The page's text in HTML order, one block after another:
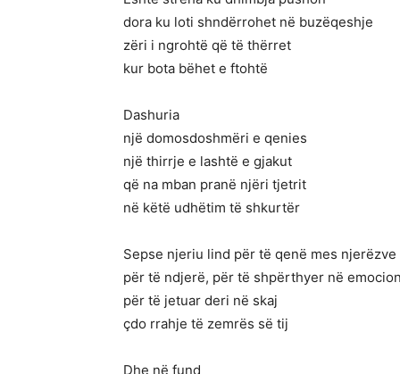
dora ku loti shndërrohet në buzëqeshje
zëri i ngrohtë që të thërret
kur bota bëhet e ftohtë
Dashuria
një domosdoshmëri e qenies
një thirrje e lashtë e gjakut
që na mban pranë njëri tjetrit
në këtë udhëtim të shkurtër
Sepse njeriu lind për të qenë mes njerëzve
për të ndjerë, për të shpërthyer në
për të jetuar deri në skaj
çdo rrahje të zemrës së tij
Dhe në fund